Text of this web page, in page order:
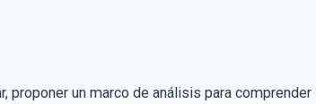
proponer un marco de análisis para